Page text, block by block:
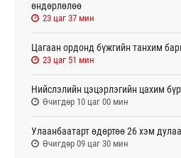
өндөрлөлөө
23 цаг 37 мин
Цагаан ордонд бүжгийн танхим
23 цаг 51 мин
Нийслэлийн цэцэрлэгийн цахим
Өчигдөр 10 цаг 00 мин
Улаанбаатарт өдөртөө 26 хэм
Өчигдөр 09 цаг 30 мин